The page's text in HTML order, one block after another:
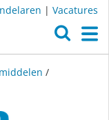
| Vacatures
/